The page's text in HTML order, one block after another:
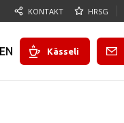
KONTAKT HRSG
EN Kässeli